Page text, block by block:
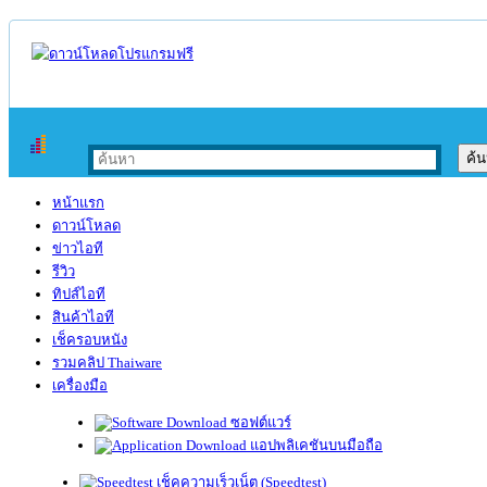
หน้าแรก
ดาวน์โหลด
ข่าวไอที
รีวิว
ทิปส์ไอที
สินค้าไอที
เช็ครอบหนัง
รวมคลิป Thaiware
เครื่องมือ
ซอฟต์แวร์
แอปพลิเคชันบนมือถือ
เช็คความเร็วเน็ต (Speedtest)